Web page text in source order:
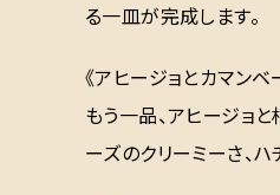
る一皿が完成します。
《アヒージョとカマン
もう一品、アヒージョ
ーズのクリーミーさ、